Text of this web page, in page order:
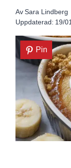
Av Sara Lindberg
Uppdaterad: 19/
Pin